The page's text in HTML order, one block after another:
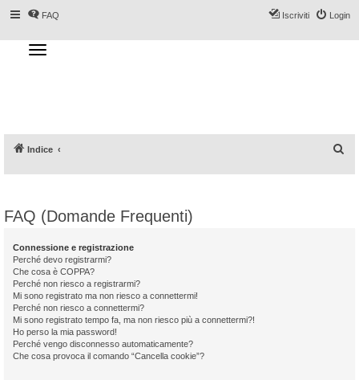
FAQ Login
Iscriviti
T
o
g
a
t
Indice
FAQ (Domande Frequenti)
Connessione e registrazione
Perché devo registrarmi?
Che cosa è COPPA?
Perché non riesco a registrarmi?
Mi sono registrato ma non riesco a connettermi!
Perché non riesco a connettermi?
Mi sono registrato tempo fa, ma non riesco più a connettermi?!
Ho perso la mia password!
Perché vengo disconnesso automaticamente?
Che cosa provoca il comando “Cancella cookie”?